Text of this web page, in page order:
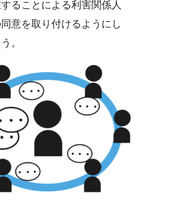
ることによる利害関係人
意を取り付けるようにし
。